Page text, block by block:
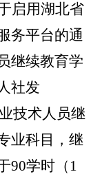
启用湖北省
务平台的通
继续教育学
社发
技术人员继
业科目，继
90学时（ 1